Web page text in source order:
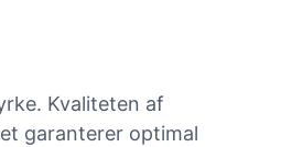
Kvaliteten af
garanterer optimal